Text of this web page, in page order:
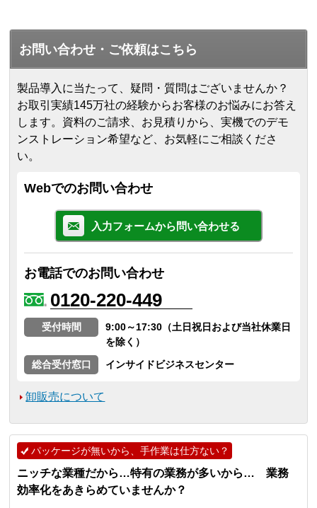
お問い合わせ・ご依頼はこちら
製品導入に当たって、疑問・質問はございませんか？
お取引実績145万社の経験からお客様のお悩みにお答え
します。 資料のご請求、お見積りから、実機でのデモ
ンストレーション希望など、お気軽にご相談くださ
い。
Webでのお問い合わせ
入力フォームから問い合わせる
お電話でのお問い合わせ
0120-220-449
受付時間
9:00～17:30（土日祝日および当社休業日
を除く）
総合受付窓口
インサイドビジネスセンター
卸販売について
パッケージが無いから、手作業は仕方ない？
ニッチな業種だから…特有の業務が多いから… 業務
効率化をあきらめていませんか？